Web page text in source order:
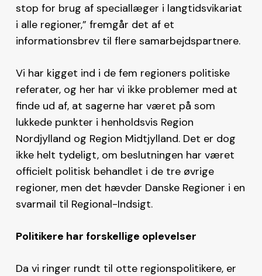
stop for brug af speciallæger i langtidsvikariat
i alle regioner,” fremgår det af et
informationsbrev til flere samarbejdspartnere.
Vi har kigget ind i de fem regioners politiske
referater, og her har vi ikke problemer med at
finde ud af, at sagerne har været på som
lukkede punkter i henholdsvis Region
Nordjylland og Region Midtjylland. Det er dog
ikke helt tydeligt, om beslutningen har været
officielt politisk behandlet i de tre øvrige
regioner, men det hævder Danske Regioner i en
svarmail til Regional-Indsigt.
Politikere har forskellige oplevelser
Da vi ringer rundt til otte regionspolitikere, er